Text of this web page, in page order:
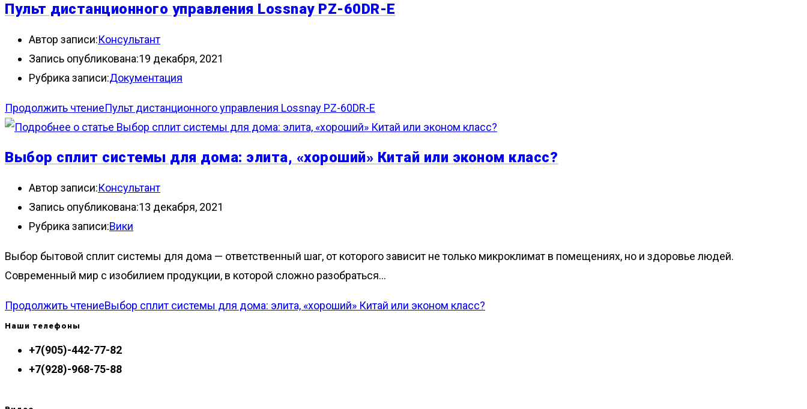
Пульт дистанционного управления Lossnay PZ-60DR-E
Автор записи:Консультант
Запись опубликована:19 декабря, 2021
Рубрика записи:Документация
Продолжить чтениеПульт дистанционного управления Lossnay PZ-60DR-E
Выбор сплит системы для дома: элита, «хороший» Китай или эконом класс?
Автор записи:Консультант
Запись опубликована:13 декабря, 2021
Рубрика записи:Вики
Выбор бытовой сплит системы для дома — ответственный шаг, от которого зависит не только микроклимат в помещениях, но и здоровье людей.
Современный мир с изобилием продукции, в которой сложно разобраться…
Продолжить чтениеВыбор сплит системы для дома: элита, «хороший» Китай или эконом класс?
Наши телефоны
+7(905)-442-77-82
+7(928)-968-75-88